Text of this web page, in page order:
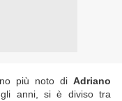
più noto di Adriano
anni, si è diviso tra